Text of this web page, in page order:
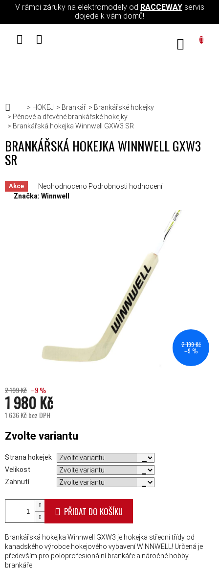
Přejít na obsah
V rámci záruky na elektromodely od RACCEWAYservis
dojede k vám domů!
Domů
HOKEJ Brankář
Brankářské hokejky
Pěnové a dřevěné brankářské hokejky
Brankářská hokejka Winnwell GXW3 SR
BRANKÁŘSKÁ HOKEJKA WINNWELL GXW3
SR
Akce Průměrné hodnocení produktu je 0,0 z 5 hvězdiček.
Neohodnoceno Podrobnosti hodnocení
Značka: Winnwell
2 199 Kč
–9 %
2 199 Kč –9 %
1 980 Kč
1 636 Kč bez DPH
Zvolte variantu
Strana hokejek
Velikost
Zahnutí
PŘIDAT DO KOŠÍKU
Brankářská hokejka Winnwell GXW3 je hokejka střední třídy od
kanadského výrobce hokejového vybavení WINNWELL! Určená je
především pro poloprofesionální brankáře a náročné hobby
brankáře.